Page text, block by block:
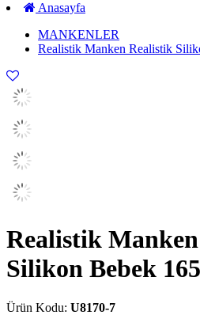
Anasayfa
MANKENLER
Realistik Manken Realistik
Realistik
Silikon Bebek
Ürün Kodu: U8170-7